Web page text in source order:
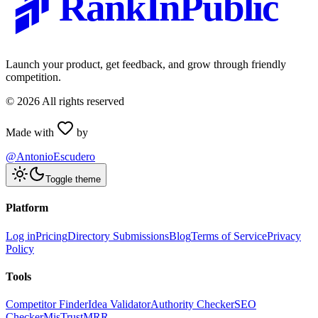
Launch your product, get feedback, and grow through friendly
competition.
© 2026 All rights reserved
Made with
by
@AntonioEscudero
Toggle theme
Platform
Log inPricingDirectory SubmissionsBlogTerms of ServicePrivacy
Policy
Tools
Competitor FinderIdea ValidatorAuthority CheckerSEO